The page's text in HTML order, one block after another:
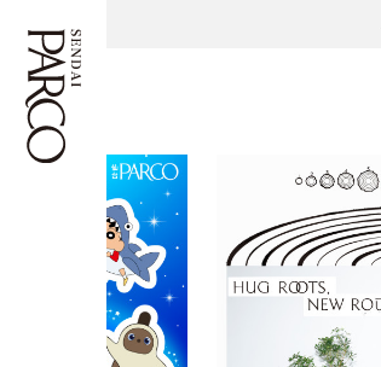
フロアガイド
施設案内・アクセス
イベント・ポップアップ
ニュース
ENGLISH
繁体字
簡体字
한국어